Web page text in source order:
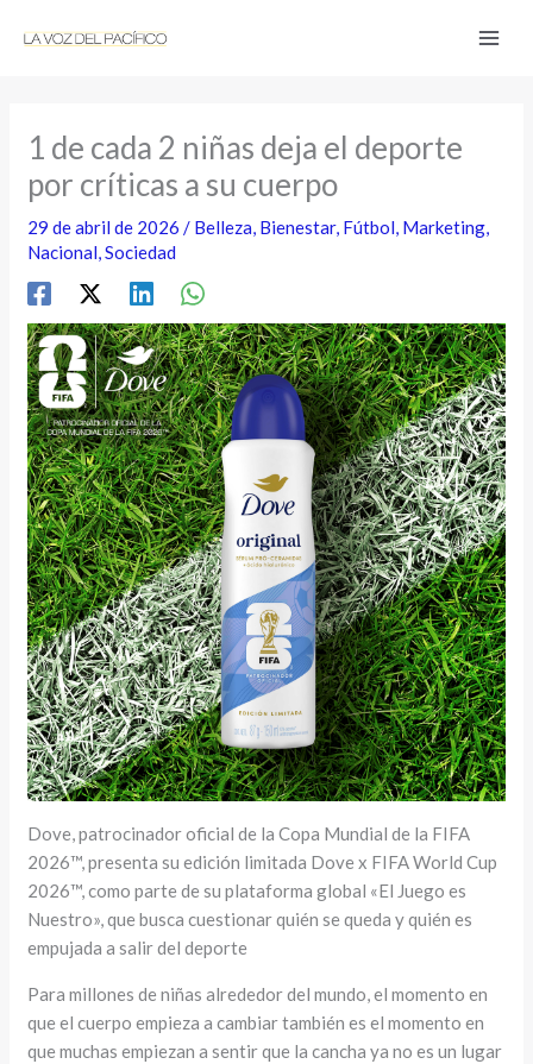
1 de cada 2 niñas deja el deporte
por críticas a su cuerpo
29 de abril de 2026/ Belleza, Bienestar, Fútbol, Marketing,
Nacional,Sociedad
Dove, patrocinador oficial de la Copa Mundial de la FIFA
2026™, presenta su edición limitada Dove x FIFA World Cup
2026™, como parte de su plataforma global «El Juego es
Nuestro», que busca cuestionar quién se queda y quién es
empujada a salir del deporte
Para millones de niñas alrededor del mundo, el momento en
que el cuerpo empieza a cambiar también es el momento en
que muchas empiezan a sentir que la cancha ya no es un lugar